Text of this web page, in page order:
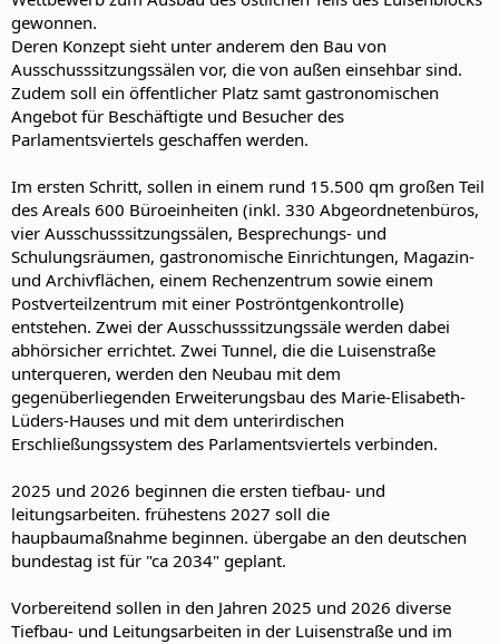
gewonnen.
Deren Konzept sieht unter anderem den Bau von
Ausschusssitzungssälen vor, die von außen einsehbar sind.
Zudem soll ein öffentlicher Platz samt gastronomischen
Angebot für Beschäftigte und Besucher des
Parlamentsviertels geschaffen werden.
Im ersten Schritt, sollen in einem rund 15.500 qm großen Teil
des Areals 600 Büroeinheiten (inkl. 330 Abgeordnetenbüros,
vier Ausschusssitzungssälen, Besprechungs- und
Schulungsräumen, gastronomische Einrichtungen, Magazin-
und Archivflächen, einem Rechenzentrum sowie einem
Postverteilzentrum mit einer Poströntgenkontrolle)
entstehen. Zwei der Ausschusssitzungssäle werden dabei
abhörsicher errichtet. Zwei Tunnel, die die Luisenstraße
unterqueren, werden den Neubau mit dem
gegenüberliegenden Erweiterungsbau des Marie-Elisabeth-
Lüders-Hauses und mit dem unterirdischen
Erschließungssystem des Parlamentsviertels verbinden.
2025 und 2026 beginnen die ersten tiefbau- und
leitungsarbeiten. frühestens 2027 soll die
haupbaumaßnahme beginnen. übergabe an den deutschen
bundestag ist für "ca 2034" geplant.
Vorbereitend sollen in den Jahren 2025 und 2026 diverse
Tiefbau- und Leitungsarbeiten in der Luisenstraße und im